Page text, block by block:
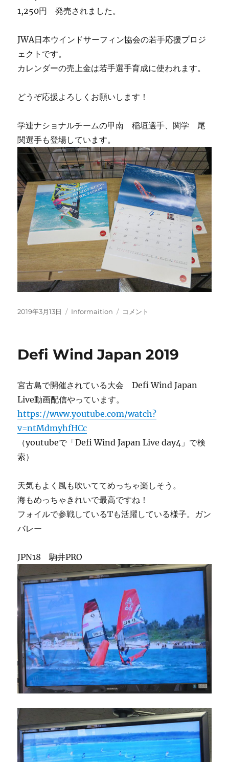
に
1,250円 発売されました。
JWA日本ウインドサーフィン協会の若手応援プロジ
ェクトです。
カレンダーの売上金は若手選手育成に使われます。
どうぞ応援よろしくお願いします！
学連ナショナルチームの甲南 稲垣選手、関学 尾
関選手も登場しています。
投
2019年3月13日
カ
ー
Informaition
カ
ー
若
援
ロ
ト
コメント
Defi Wind Japan 2019
宮古島で開催されている大会 Defi Wind Japan
Live動画配信やっています。
https://www.youtube.com/watch?
v=ntMdmyhfHCc
（youtubeで「Defi Wind Japan Live day4」で検
索）
天気もよく風も吹いててめっちゃ楽しそう。
海もめっちゃきれいで最高ですね！
フォイルで参戦しているTも活躍している様子。ガン
バレー
JPN18 駒井PRO